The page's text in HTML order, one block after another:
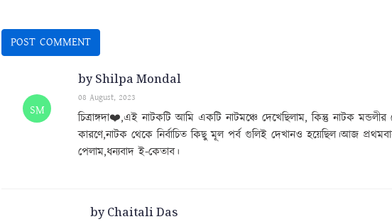
SM
by Shilpa Mondal
08 August, 2023
চিত্রাঙ্গদা❤️,এই নাটকটি আমি একটি নাটমঞ্চে দেখেছিলাম, কিন্তু নাটক মন্ডলীর
কারণে,নাটক থেকে নির্বাচিত কিছু মূল পর্ব গুলিই দেখানও হয়েছিল।আজ
পেলাম,ধন্যবাদ ই-কেতাব।
by Chaitali Das